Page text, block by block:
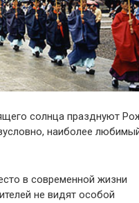
солнца празднуют
наиболее
в современной жизни
не видят особой